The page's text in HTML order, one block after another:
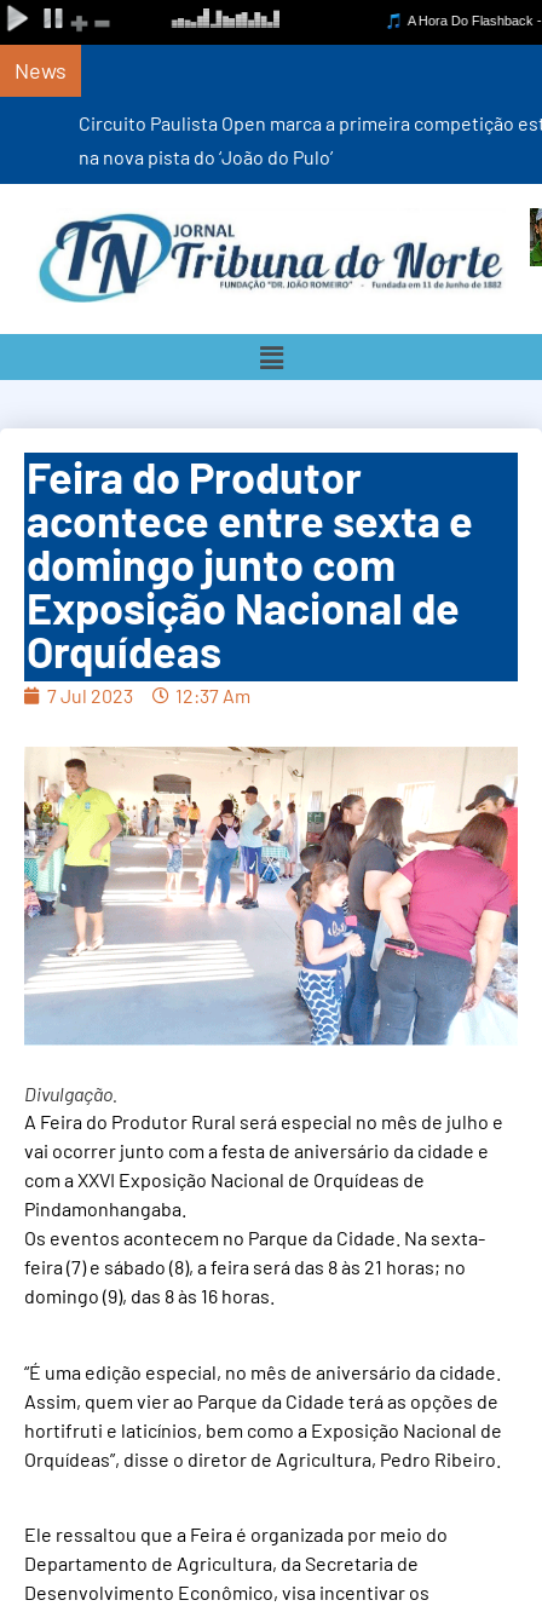
News
Circuito Paulista Open marca a primeira competição estadual
na nova pista do ‘João do Pulo’
Feira do Produtor
acontece entre sexta e
domingo junto com
Exposição Nacional de
Orquídeas
7 Jul 2023 12:37 Am
Divulgação.
A Feira do Produtor Rural será especial no mês de julho e
vai ocorrer junto com a festa de aniversário da cidade e
com a XXVI Exposição Nacional de Orquídeas de
Pindamonhangaba.
Os eventos acontecem no Parque da Cidade. Na sexta-
feira (7) e sábado (8), a feira será das 8 às 21 horas; no
domingo (9), das 8 às 16 horas.
“É uma edição especial, no mês de aniversário da cidade.
Assim, quem vier ao Parque da Cidade terá as opções de
hortifruti e laticínios, bem como a Exposição Nacional de
Orquídeas”, disse o diretor de Agricultura, Pedro Ribeiro.
Ele ressaltou que a Feira é organizada por meio do
Departamento de Agricultura, da Secretaria de
Desenvolvimento Econômico, visa incentivar os